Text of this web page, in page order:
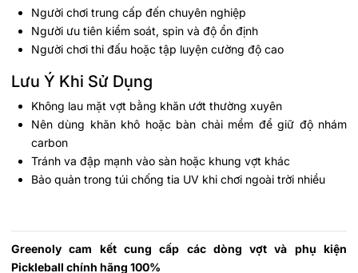
Người chơi trung cấp đến chuyên nghiệp
Người ưu tiên kiểm soát, spin và độ ổn định
Người chơi thi đấu hoặc tập luyện cường độ cao
Lưu Ý Khi Sử Dụng
Không lau mặt vợt bằng khăn ướt thường xuyên
Nên dùng khăn khô hoặc bàn chải mềm để giữ độ nhám
carbon
Tránh va đập mạnh vào sàn hoặc khung vợt khác
Bảo quản trong túi chống tia UV khi chơi ngoài trời nhiều
Greenoly cam kết cung cấp các dòng vợt và phụ kiện
Pickleball chính hãng 100%